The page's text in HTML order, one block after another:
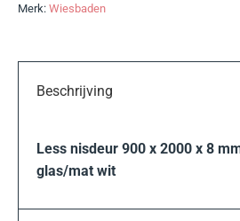
Merk: Wiesbaden
Beschrijving
Less nisdeur 900 x 2000 x 8
glas/mat wit